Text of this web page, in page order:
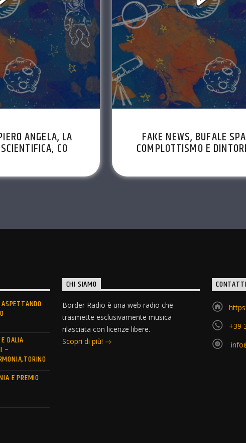
ANGELA, LA
CON
2022
FAKE NEWS, BUFALE
COMPLOTTISMO E
STAGIONE 2021/
DALIA
–
E PREMIO
CHI SIAMO
Border Radio è una web radio che
trasmette esclusivamente musica
rilasciata con licenze libere.
Scopri di più!
CONTATTI
+39